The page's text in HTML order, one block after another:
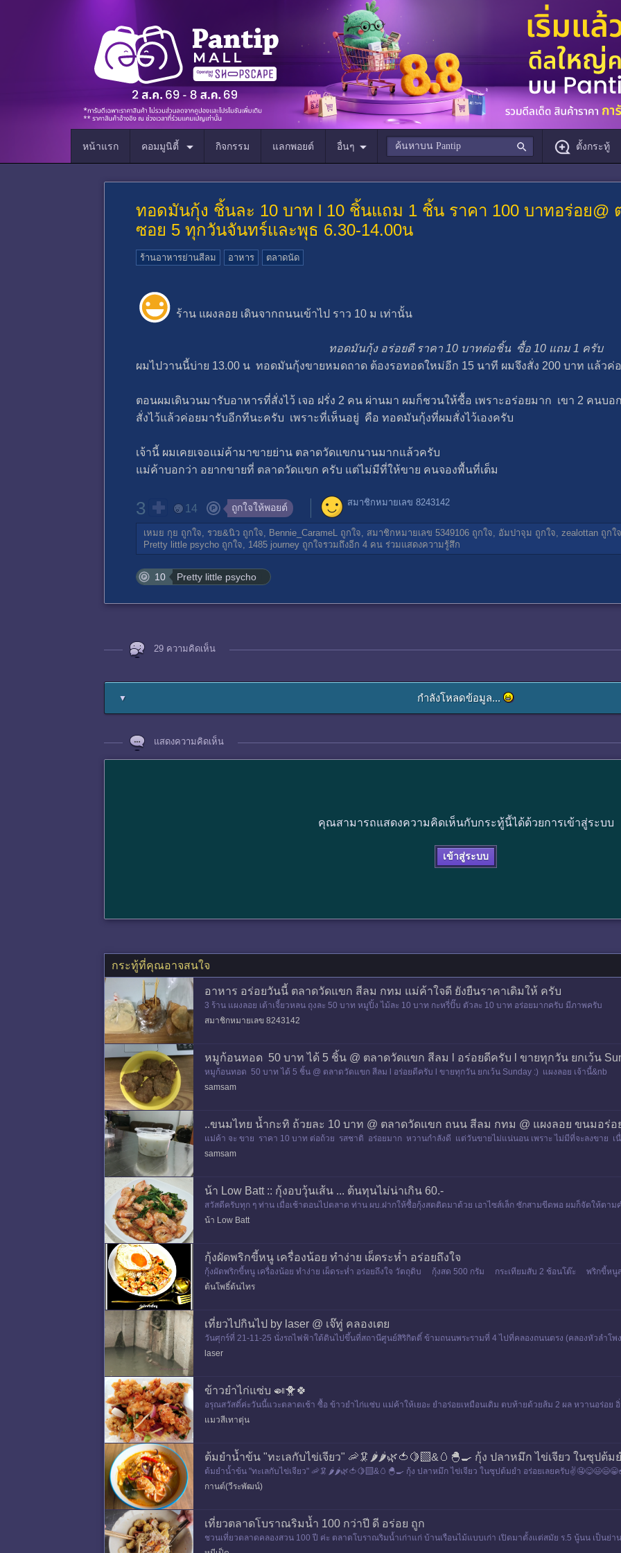
หน้าแรก คอมมูนิตี้ กิจกรรม แลกพอยต์ อื่นๆ ตั้งกระทู้
ทอดมันกุ้ง ชิ้นละ 10 บาท l 10 ชิ้นแถม 1 ชิ้น ราคา 100 บาทอร่อย@
ซอย 5 ทุกวันจันทร์และพุธ 6.30-14.00น
ร้านอาหารย่านสีลม อาหาร ตลาดนัด
ร้าน แผงลอย เดินจากถนนเข้าไป ราว 10 ม เท่านั้น
ทอดมันกุ้ง อร่อยดี ราคา 10 บาทต่อชิ้น ซื้อ 10 แถม 1 ครับ
ผมไปวานนี้บ่าย 13.00 น ทอดมันกุ้งขายหมดถาด ต้องรอทอดใหม่อีก 15 นาที ผมจึงสั่ง 200 บาท แล้ว
ตอนผมเดินวนมารับอาหารที่สั่งไว้ เจอ ฝรั่ง 2 คน ผ่านมา ผมก็ชวนให้ซื้อ เพราะอร่อยมาก เขา 2 คนบ
สั่งไว้แล้วค่อยมารับอีกทีนะครับ เพราะที่เห็นอยู่ คือ ทอดมันกุ้งที่ผมสั่งไว้เองครับ
เจ้านี้ ผมเคยเจอแม่ค้ามาขายย่าน ตลาดวัดแขกนานมากแล้วครับ
แม่ค้าบอกว่า อยากขายที่ ตลาดวัดแขก ครับ แต่ไม่มีที่ให้ขาย คนจองพื้นที่เต็ม
3 14 ถูกใจให้พอยต์ สมาชิกหมายเลข 8243142
เหมย กุย ถูกใจ, รวย&นิว ถูกใจ, Bennie_CarameL ถูกใจ, สมาชิกหมายเลข 5349106 ถูกใจ, อัมปาจุม ถูกใจ, zealottan ถูกใ
Pretty little psycho ถูกใจ, 1485 journey ถูกใจรวมถึงอีก 4 คน ร่วมแสดงความรู้สึก
10 Pretty little psycho
29 ความคิดเห็น
▼ กำลังโหลดข้อมูล...
แสดงความคิดเห็น
คุณสามารถแสดงความคิดเห็นกับกระทู้นี้ได้ด้วยการเข้าสู่ระบบ
เข้าสู่ระบบ
กระทู้ที่คุณอาจสนใจ
อาหาร อร่อยวันนี้ ตลาดวัดแขก สีลม กทม แม่ค้าใจดี ยังยืนราคาเดิมให้ ครับ
3 ร้าน แผงลอย เต้าเจี้ยวหลน ถุงละ 50 บาท หมูปิ้ง ไม้ละ 10 บาท กะหรี่ปั๊บ ตัวละ 10 บาท อร่อยมากครับ มีภาพครับ
สมาชิกหมายเลข 8243142
หมูก้อนทอด 50 บาท ได้ 5 ชิ้น @ ตลาดวัดแขก สีลม l อร่อยดีครับ l ขายทุกวัน ยกเว้น
หมูก้อนทอด 50 บาท ได้ 5 ชิ้น @ ตลาดวัดแขก สีลม l อร่อยดีครับ l ขายทุกวัน ยกเว้น Sunday :) แผงลอย เจ้านี้&nb
samsam
..ขนมไทย น้ำกะทิ ถ้วยละ 10 บาท @ ตลาดวัดแขก ถนน สีลม กทม @ แผงลอย ขนมอร่
แม่ค้า จะ ขาย ราคา 10 บาท ต่อถ้วย รสชาติ อร่อยมาก หวานกำลังดี แต่วันขายไม่แน่นอน เพราะ ไม่มีที่จะลงขาย เ
ๆ
samsam
น้า Low Batt :: กุ้งอบวุ้นเส้น ... ต้นทุนไม่น่าเกิน 60.-
สวัสดีครับทุก ๆ ท่าน เมื่อเช้าตอนไปตลาด ท่าน ผบ.ฝากให้ซื้อกุ้งสดติดมาด้วย เอาไซส์เล็ก ซักสามขีดพอ ผมก็จัดให้ตา
ปรุงซอส แช่วุ้นเส้น เพื่อให้ผมท
น้า Low Batt
กุ้งผัดพริกขี้หนู เครื่องน้อย ทำง่าย เผ็ดระห่ำ อร่อยถึงใจ
กุ้งผัดพริกขี้หนู เครื่องน้อย ทำง่าย เผ็ดระห่ำ อร่อยถึงใจ วัตถุดิบ กุ้งสด 500 กรัม กระเทียมสับ 2 ช้อนโต๊ะ พริกขี้ห
ต้นโพธิ์ต้นไทร
เที่ยวไปกินไป by laser @ เจ๊ทู่ คลองเตย
วันศุกร์ที่ 21-11-25 นั่งรถไฟฟ้าใต้ดินไปขึ้นที่สถานีศูนย์สิริกิตติ์ ข้ามถนนพระรามที่ 4 ไปที่คลองถนนตรง (คลองหัวลำโพ
ละคลองผดุงกรุงเกษม ต่อมาคลองส่ว
laser
ข้าวยำไก่แซ่บ 🍛🐥🍀
อรุณสวัสดิ์ค่ะวันนี้แวะตลาดเช้า ซื้อ ข้าวยำไก่​แซ่บ แม่ค้าให้เยอะ ยำอร่อยเหมือนเดิม ตบท้ายด้วยส้ม 2 ผล หวานอร่อย
แมวสีเทาตุ่น
ต้มยำน้ำข้น "ทะเลกับไข่เจียว" 🦐🦑🌶️🌶️🌿🍅🍋‍🟩&🥚🐣🍳 กุ้ง ปลาหมึก ไข่เจียว ในซุปต้ม
ต้มยำน้ำข้น "ทะเลกับไข่เจียว" 🦐🦑🌶️🌶️🌿🍅🍋‍🟩&🥚🐣🍳 กุ้ง ปลาหมึก ไข่เจียว ในซุปต้มยำ อร่อยเลยครับ
😃😄😁 มื้อนี้ ผมมีกุ้งแม่น้ำกับ
กานต์(วีระพัฒน์)
เที่ยวตลาดโบราณริมน้ำ 100 กว่าปี ดี อร่อย ถูก
ชวนเที่ยวตลาดคลองสวน 100 ปี ค่ะ ตลาดโบราณริมน้ำเก่าแก่ บ้านเรือนไม้แบบเก่า เปิดมาตั้งแต่สมัย ร.5 นู้นน เป็นย่า
ป็นตลาดที่เดินข้ามสะพานแล้วก็สาม